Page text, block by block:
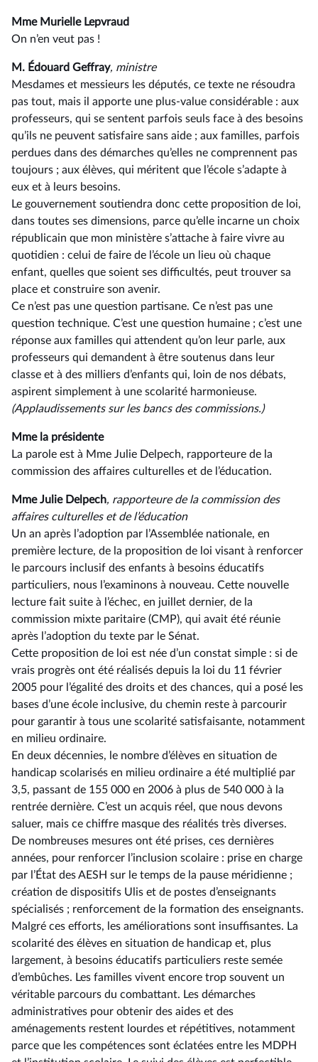
Mme Murielle Lepvraud
On n’en veut pas !
M. Édouard Geffray, ministre
Mesdames et messieurs les députés, ce texte ne résoudra
pas tout, mais il apporte une plus-value considérable : aux
professeurs, qui se sentent parfois seuls face à des besoins
qu’ils ne peuvent satisfaire sans aide ; aux familles, parfois
perdues dans des démarches qu’elles ne comprennent pas
toujours ; aux élèves, qui méritent que l’école s’adapte à
eux et à leurs besoins.
Le gouvernement soutiendra donc cette proposition de loi,
dans toutes ses dimensions, parce qu’elle incarne un choix
républicain que mon ministère s’attache à faire vivre au
quotidien : celui de faire de l’école un lieu où chaque
enfant, quelles que soient ses difficultés, peut trouver sa
place et construire son avenir.
Ce n’est pas une question partisane. Ce n’est pas une
question technique. C’est une question humaine ; c’est une
réponse aux familles qui attendent qu’on leur parle, aux
professeurs qui demandent à être soutenus dans leur
classe et à des milliers d’enfants qui, loin de nos débats,
aspirent simplement à une scolarité harmonieuse.
(Applaudissements sur les bancs des commissions.)
Mme la présidente
La parole est à Mme Julie Delpech, rapporteure de la
commission des affaires culturelles et de l’éducation.
Mme Julie Delpech, rapporteure de la commission des
affaires culturelles et de l’éducation
Un an après l’adoption par l’Assemblée nationale, en
première lecture, de la proposition de loi visant à renforcer
le parcours inclusif des enfants à besoins éducatifs
particuliers, nous l’examinons à nouveau. Cette nouvelle
lecture fait suite à l’échec, en juillet dernier, de la
commission mixte paritaire (CMP), qui avait été réunie
après l’adoption du texte par le Sénat.
Cette proposition de loi est née d’un constat simple : si de
vrais progrès ont été réalisés depuis la loi du 11 février
2005 pour l’égalité des droits et des chances, qui a posé les
bases d’une école inclusive, du chemin reste à parcourir
pour garantir à tous une scolarité satisfaisante, notamment
en milieu ordinaire.
En deux décennies, le nombre d’élèves en situation de
handicap scolarisés en milieu ordinaire a été multiplié par
3,5, passant de 155 000 en 2006 à plus de 540 000 à la
rentrée dernière. C’est un acquis réel, que nous devons
saluer, mais ce chiffre masque des réalités très diverses.
De nombreuses mesures ont été prises, ces dernières
années, pour renforcer l’inclusion scolaire : prise en charge
par l’État des AESH sur le temps de la pause méridienne ;
création de dispositifs Ulis et de postes d’enseignants
spécialisés ; renforcement de la formation des enseignants.
Malgré ces efforts, les améliorations sont insuffisantes. La
scolarité des élèves en situation de handicap et, plus
largement, à besoins éducatifs particuliers reste semée
d’embûches. Les familles vivent encore trop souvent un
véritable parcours du combattant. Les démarches
administratives pour obtenir des aides et des
aménagements restent lourdes et répétitives, notamment
parce que les compétences sont éclatées entre les MDPH